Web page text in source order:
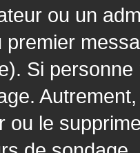
ou un
Si personne
ou le